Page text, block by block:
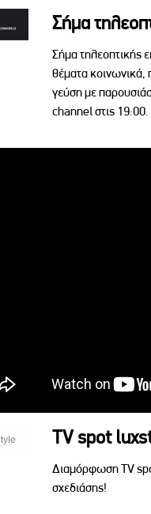
Σήμα
Σήμα τηλεοπτικής
θέματα κοινωνικά,
γεύση με
channel στις 19:00.
TV spot
Διαμόρφωση TV
σχεδιάσης!